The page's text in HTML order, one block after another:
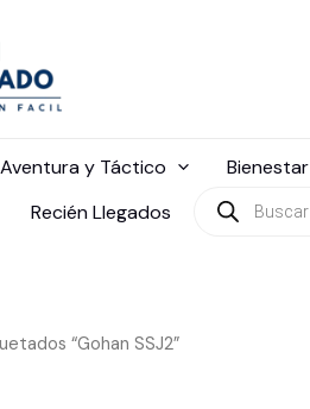
Aventura y Táctico Bienestar
Recién Llegados
Búsqueda
“Gohan SSJ2”